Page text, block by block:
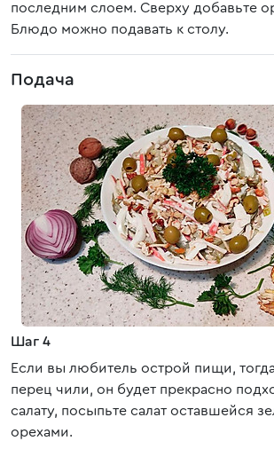
последним слоем. Сверху добавьте
Блюдо можно подавать к столу.
Подача
Шаг 4
Если вы любитель острой пищи,
перец чили, он будет прекрасно
салату, посыпьте салат оставшейся
орехами.